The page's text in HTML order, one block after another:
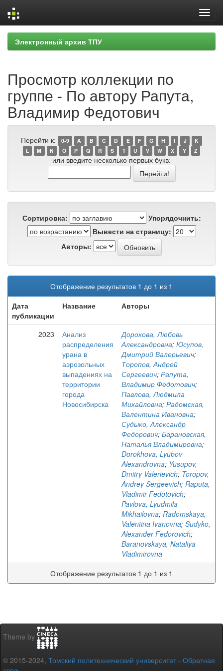
Skip
navigation
Электронный архив ТПУ
Просмотр коллекции по
группе - По автору Рапута,
Владимир Федотович
Перейти к: 0-9 A B C D E F G H I J
K
L
M N O P Q R S T U V W X Y Z
или введите несколько первых букв:
Сортировка:
Упорядочнить:
Вывести на страницу:
Авторы:
Отображение результатов 1 до 1 из 1
Дата
публикации
Название Авторы
2023
Анализ
распределения
урана в
аэрозольных
выпадениях на
территории
города
Новосибирска
Дорохова, Любовь
Александровна; Юсупов,
Дмитрий Валерьевич;
Торопов, Андрей
Сергеевич; Рапута,
Владимир Федотович;
Павлова, Людмила
Михайловна; Радомская,
Валентина Ивановна;
Судыко, Александр
Федорович; Барановская,
Наталья Владимировна;
Dorokhova, Lyubov
Alexandrovna; Yusupov,
Dmitry Valerievich; Toropov,
Andrey Sergeevich; Raputa,
Vladimir Fedotovich;
Pavlova, Lyudmila
Mikhailovna; Radomskaya,
Valentina Ivanovna; Sudyko,
Alexander Fedorovich;
Baranovskaya, Nataliya
Vladimirovna
Отображение результатов 1 до 1 из 1
Theme by
© 2015-2024, Томский политехнический университет - Обратная